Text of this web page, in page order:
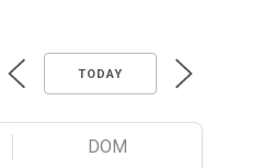
TODAY
DOM